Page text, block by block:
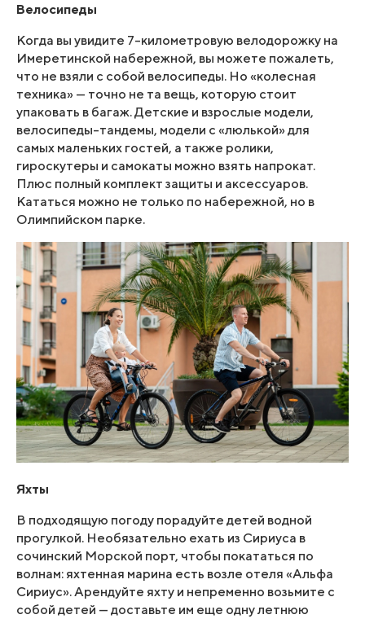
Велосипеды
Когда вы увидите 7-километровую велодорожку на
Имеретинской набережной, вы можете пожалеть,
что не взяли с собой велосипеды. Но «колесная
техника» — точно не та вещь, которую стоит
упаковать в багаж. Детские и взрослые модели,
велосипеды-тандемы, модели с «люлькой» для
самых маленьких гостей, а также ролики,
гироскутеры и самокаты можно взять напрокат.
Плюс полный комплект защиты и аксессуаров.
Кататься можно не только по набережной, но в
Олимпийском парке.
Яхты
В подходящую погоду порадуйте детей водной
прогулкой. Необязательно ехать из Сириуса в
сочинский Морской порт, чтобы покататься по
волнам: яхтенная марина есть возле отеля «Альфа
Сириус». Арендуйте яхту и непременно возьмите с
собой детей — доставьте им еще одну летнюю